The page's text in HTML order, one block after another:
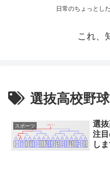
日常のちょっとし
これ、
選抜高校野球
スポーツ
選
注
しま